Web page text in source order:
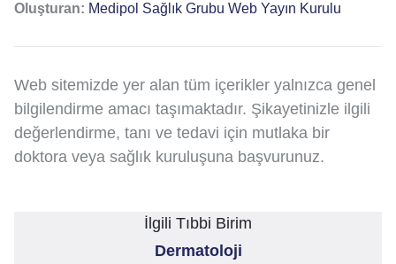
Oluşturan: Medipol Sağlık Grubu Web Yayın Kurulu
Web sitemizde yer alan tüm içerikler yalnızca genel
bilgilendirme amacı taşımaktadır. Şikayetinizle ilgili
değerlendirme, tanı ve tedavi için mutlaka bir
doktora veya sağlık kuruluşuna başvurunuz.
İlgili Tıbbi Birim
Dermatoloji